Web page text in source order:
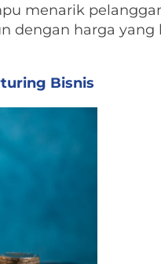
menarik
dengan harga yang
Bisnis